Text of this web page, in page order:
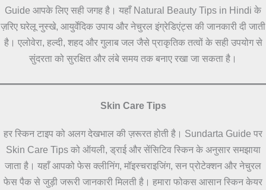
Guide आपके लिए सही जगह है। यहाँ Natural Beauty Tips in Hindi के
ज़रिए घरेलू नुस्खे, आयुर्वेदिक उपाय और नेचुरल इंग्रेडिएंट्स की जानकारी दी जाती
है। एलोवेरा, हल्दी, शहद और गुलाब जल जैसे प्राकृतिक तत्वों के सही उपयोग से
सुंदरता को सुरक्षित और लंबे समय तक बनाए रखा जा सकता है।
Skin Care Tips
हर स्किन टाइप को अलग देखभाल की ज़रूरत होती है। Sundarta Guide पर
Skin Care Tips को ऑयली, ड्राई और सेंसिटिव स्किन के अनुसार समझाया
जाता है। यहाँ आपको फेस क्लीनिंग, मॉइस्चराइजिंग, सन प्रोटेक्शन और नेचुरल
फेस पैक से जुड़ी जरूरी जानकारी मिलती है। हमारा फोकस आसान स्किन केयर